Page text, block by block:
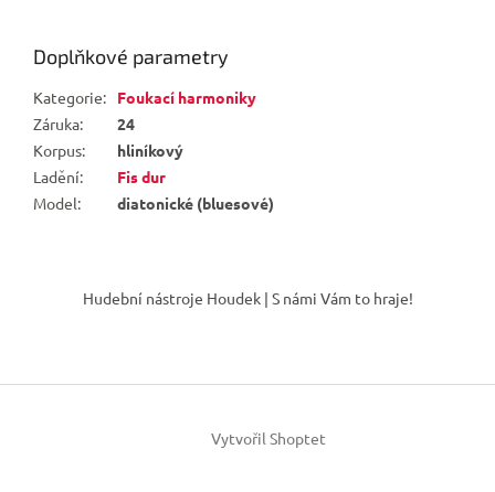
Doplňkové parametry
Kategorie:
Foukací harmoniky
Záruka:
24
Korpus:
hliníkový
Ladění:
Fis dur
Model: diatonické (bluesové)
í
Hudební nástroje Houdek | S námi Vám to hraje!
Vytvořil Shoptet